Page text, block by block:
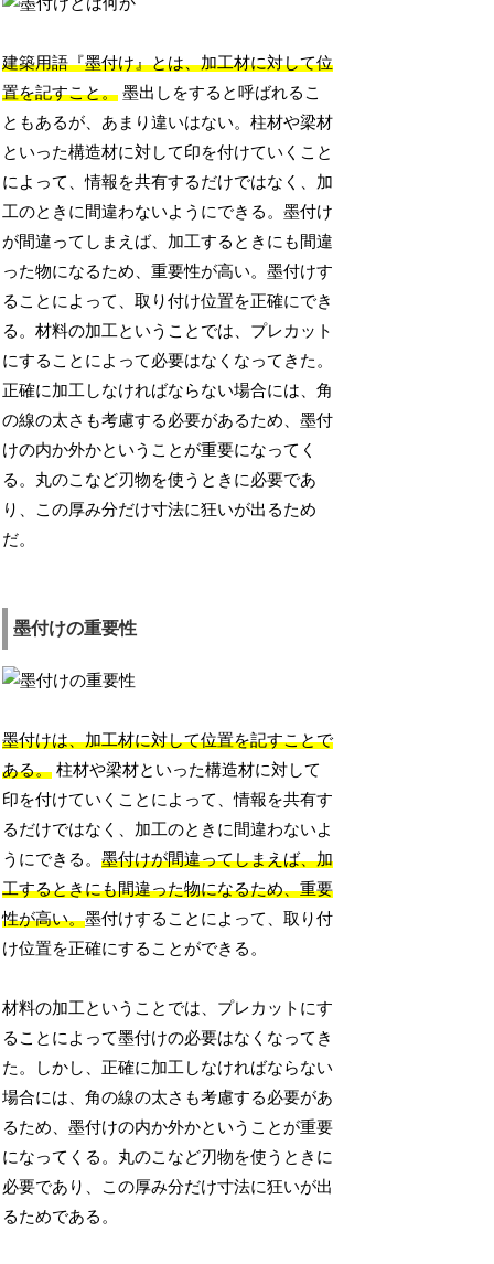
建築用語『墨付け』とは、加工材に対して位
置を記すこと。 墨出しをすると呼ばれるこ
ともあるが、あまり違いはない。柱材や梁材
といった構造材に対して印を付けていくこと
によって、情報を共有するだけではなく、加
工のときに間違わないようにできる。墨付け
が間違ってしまえば、加工するときにも間違
った物になるため、重要性が高い。墨付けす
ることによって、取り付け位置を正確にでき
る。材料の加工ということでは、プレカット
にすることによって必要はなくなってきた。
正確に加工しなければならない場合には、角
の線の太さも考慮する必要があるため、墨付
けの内か外かということが重要になってく
る。丸のこなど刃物を使うときに必要であ
り、この厚み分だけ寸法に狂いが出るため
だ。
墨付けの重要性
墨付けは、加工材に対して位置を記すことで
ある。 柱材や梁材といった構造材に対して
印を付けていくことによって、情報を共有す
るだけではなく、加工のときに間違わないよ
うにできる。墨付けが間違ってしまえば、加
工するときにも間違った物になるため、重要
性が高い。墨付けすることによって、取り付
け位置を正確にすることができる。
材料の加工ということでは、プレカットにす
ることによって墨付けの必要はなくなってき
た。しかし、正確に加工しなければならない
場合には、角の線の太さも考慮する必要があ
るため、墨付けの内か外かということが重要
になってくる。丸のこなど刃物を使うときに
必要であり、この厚み分だけ寸法に狂いが出
るためである。